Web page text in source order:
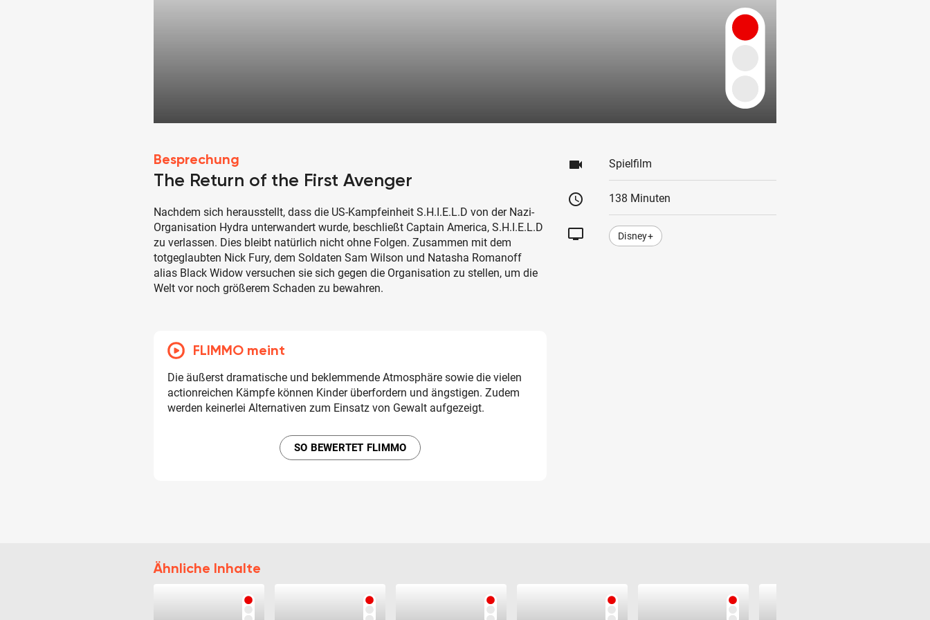
Besprechung
The Return of the First Avenger
Nachdem sich herausstellt, dass die US-Kampfeinheit S.H.I.E.L.D von der Nazi-
Organisation Hydra unterwandert wurde, beschließt Captain America, S.H.I.E.L.D
zu verlassen. Dies bleibt natürlich nicht ohne Folgen. Zusammen mit dem
totgeglaubten Nick Fury, dem Soldaten Sam Wilson und Natasha Romanoff
alias Black Widow versuchen sie sich gegen die Organisation zu stellen, um die
Welt vor noch größerem Schaden zu bewahren.
FLIMMO meint
Die äußerst dramatische und beklemmende Atmosphäre sowie die vielen
actionreichen Kämpfe können Kinder überfordern und ängstigen. Zudem
werden keinerlei Alternativen zum Einsatz von Gewalt aufgezeigt.
SO BEWERTET FLIMMO
videocam Spielfilm
schedule 138 Minuten
tv Disney+
Ähnliche Inhalte